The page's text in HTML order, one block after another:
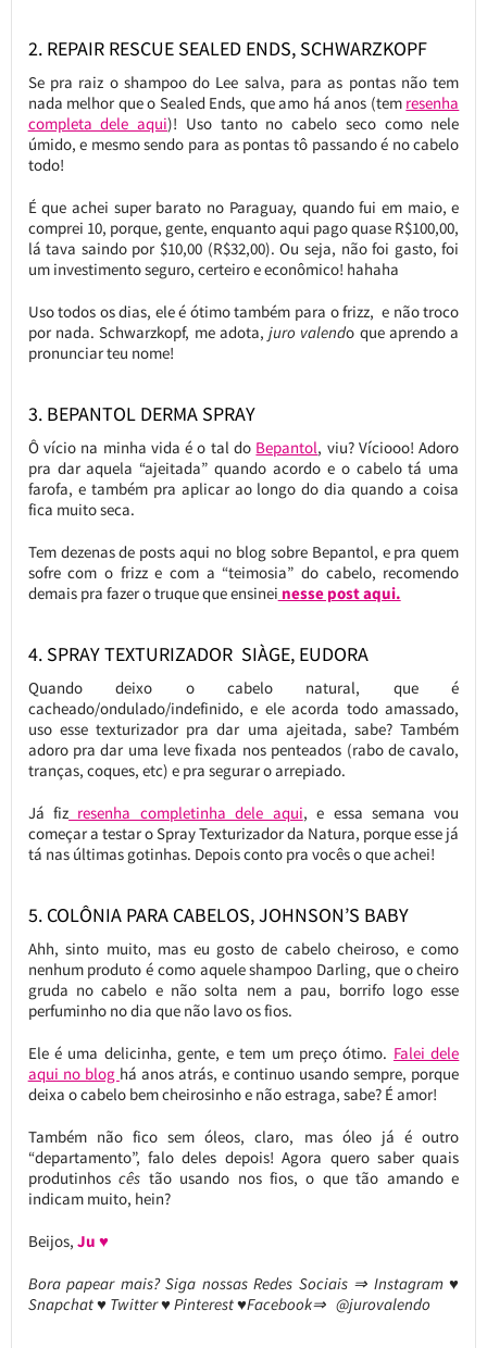
2. REPAIR RESCUE SEALED ENDS, SCHWARZKOPF
Se pra raiz o shampoo do Lee salva, para as pontas não tem
nada melhor que o Sealed Ends, que amo há anos (tem resenha
completa dele aqui)! Uso tanto no cabelo seco como nele
úmido, e mesmo sendo para as pontas tô passando é no cabelo
todo!
É que achei super barato no Paraguay, quando fui em maio, e
comprei 10, porque, gente, enquanto aqui pago quase R$100,00,
lá tava saindo por $10,00 (R$32,00). Ou seja, não foi gasto, foi
um investimento seguro, certeiro e econômico! hahaha
Uso todos os dias, ele é ótimo também para o frizz, e não troco
por nada. Schwarzkopf, me adota,juro valendo que aprendo a
pronunciar teu nome!
3. BEPANTOL DERMA SPRAY
Ô vício na minha vida é o tal do Bepantol, viu? Víciooo! Adoro
pra dar aquela “ajeitada” quando acordo e o cabelo tá uma
farofa, e também pra aplicar ao longo do dia quando a coisa
fica muito seca.
Tem dezenas de posts aqui no blog sobre Bepantol, e pra quem
sofre com o frizz e com a “teimosia” do cabelo, recomendo
demais pra fazer o truque que ensinei nesse post aqui.
4. SPRAY TEXTURIZADOR SIÀGE, EUDORA
Quando deixo o cabelo natural, que é
cacheado/ondulado/indefinido, e ele acorda todo amassado,
uso esse texturizador pra dar uma ajeitada, sabe? Também
adoro pra dar uma leve fixada nos penteados (rabo de cavalo,
tranças, coques, etc) e pra segurar o arrepiado.
Já fiz resenha completinha dele aqui, e essa semana vou
começar a testar o Spray Texturizador da Natura, porque esse já
tá nas últimas gotinhas. Depois conto pra vocês o que achei!
5. COLÔNIA PARA CABELOS, JOHNSON’S BABY
Ahh, sinto muito, mas eu gosto de cabelo cheiroso, e como
nenhum produto é como aquele shampoo Darling, que o cheiro
gruda no cabelo e não solta nem a pau, borrifo logo esse
perfuminho no dia que não lavo os fios.
Ele é uma delicinha, gente, e tem um preço ótimo. Falei dele
aqui no blog há anos atrás, e continuo usando sempre, porque
deixa o cabelo bem cheirosinho e não estraga, sabe? É amor!
Também não fico sem óleos, claro, mas óleo já é outro
“departamento”, falo deles depois! Agora quero saber quais
produtinhoscês tão usando nos fios, o que tão amando e
indicam muito, hein?
Beijos, Ju ♥
Bora papear mais? Siga nossas Redes Sociais ⇒ Instagram ♥
Snapchat ♥ Twitter ♥ Pinterest ♥Facebook⇒ @jurovalendo